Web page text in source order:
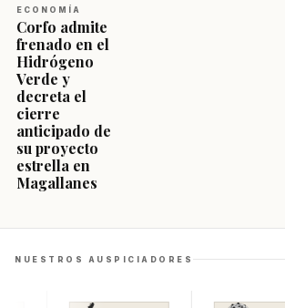
ECONOMÍA
Corfo admite
frenado en el
Hidrógeno
Verde y
decreta el
cierre
anticipado de
su proyecto
estrella en
Magallanes
NUESTROS AUSPICIADORES